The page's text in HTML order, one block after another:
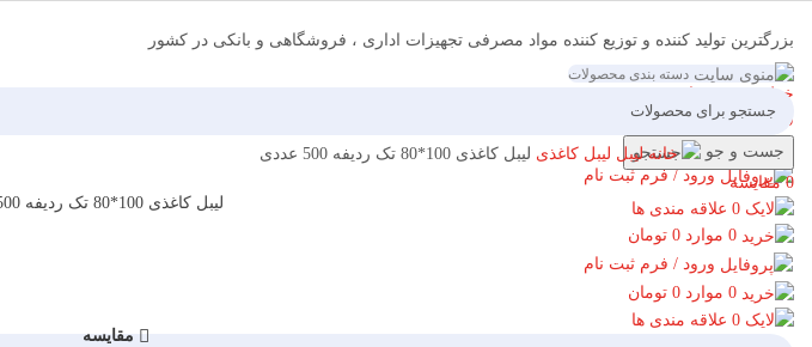
بزرگترین تولید کننده و توزیع کننده مواد مصرفی تجهیزات اداری ، فروشگاهی و بانکی در کشور
خط ویژه پشتیبانی
فهرست
ورود / فرم ثبت نام
دسته بندی محصولات
جست و جو
0 مقایسه
0 علاقه مندی ها
0 موارد 0 تومان
ورود / فرم ثبت نام
0 موارد 0 تومان
0 علاقه مندی ها
خانهلیبل لیبل کاغذی لیبل کاغذی 100*80 تک ردیفه 500 عددی
لیبل کاغذی 100*80 تک ردیفه 500 عددی
مقایسه